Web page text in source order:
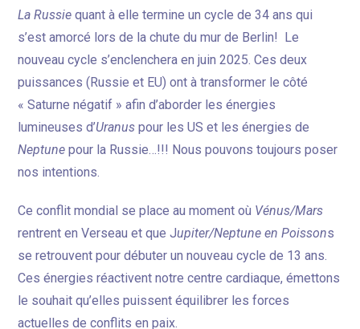
La Russie quant à elle termine un cycle de 34 ans qui
s’est amorcé lors de la chute du mur de Berlin! Le
nouveau cycle s’enclenchera en juin 2025. Ces deux
puissances (Russie et EU) ont à transformer le côté
« Saturne négatif » afin d’aborder les énergies
lumineuses d’Uranus pour les US et les énergies de
Neptune pour la Russie…!!! Nous pouvons toujours poser
nos intentions.
Ce conflit mondial se place au moment où Vénus/Mars
rentrent en Verseau et que Jupiter/Neptune en Poissons
se retrouvent pour débuter un nouveau cycle de 13 ans.
Ces énergies réactivent notre centre cardiaque, émettons
le souhait qu’elles puissent équilibrer les forces
actuelles de conflits en paix.